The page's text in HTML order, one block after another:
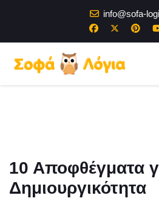
info@sofa-
10 Αποφθέγματα
Δημιουργικότητα